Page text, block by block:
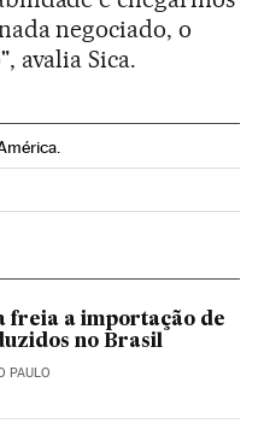
negociado, o
avalia Sica.
Instagram
en Facebook
freia a importação de
no Brasil
PAULO